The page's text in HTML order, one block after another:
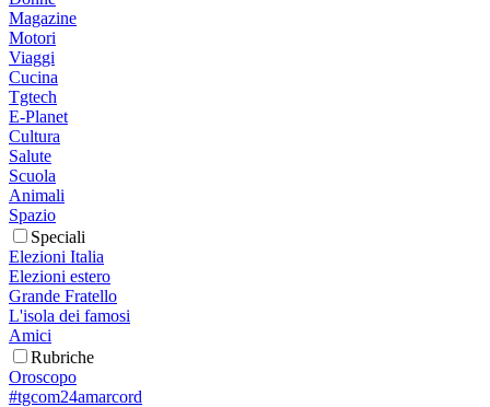
Magazine
Motori
Viaggi
Cucina
Tgtech
E-Planet
Cultura
Salute
Scuola
Animali
Spazio
Speciali
Elezioni Italia
Elezioni estero
Grande Fratello
L'isola dei famosi
Amici
Rubriche
Oroscopo
#tgcom24amarcord